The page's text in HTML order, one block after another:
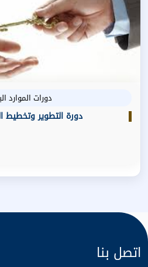
دورات الموارد
دورة التطوير وتخطيط
اتصل بنا